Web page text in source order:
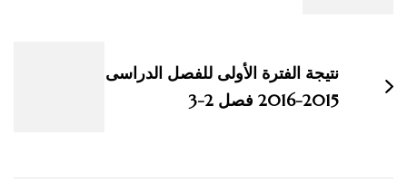
نتيجة الفترة الأولى للفصل الدراسى
2015-2016 فصل 2-3